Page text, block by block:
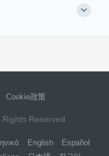
Cookie政策
Rights Reserved
English
Español